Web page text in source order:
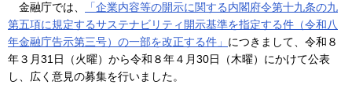
金融庁では、
「企業内容等の開示に関する内閣府令第十九条の九
第五項に規定するサステナビリティ開示基準を指定する件（令和八
年金融庁告示第三号）の一部を改正する件」 につきまして、令和８
年３月31日（火曜）から令和８年４月30日（木曜）にかけて公表
し、広く意見の募集を行いました。